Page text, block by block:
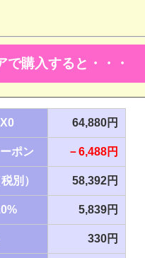
で購入すると・・・
64,880円
ポン －6,488円
別） 58,392円
5,839円
330円